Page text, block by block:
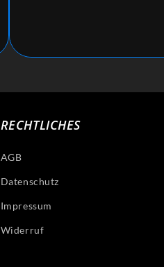
RECHTLICHES
AGB
Datenschutz
Impressum
Widerruf